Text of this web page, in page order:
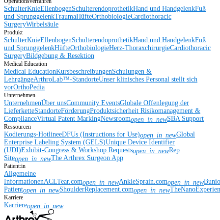
Operationsverfahren
SchulterKnieEllenbogenSchulterendoprothetikHand und HandgelenkFuß
und SprunggelenkTraumaHüfteOrthobiologieCardiothoracic
SurgeryWirbelsäule
Produkt
SchulterKnieEllenbogenSchulterendoprothetikHand und HandgelenkFuß
und SprunggelenkHüfteOrthobiologieHerz-ThoraxchirurgieCardiothoracic
SurgeryBildgebung & Resektion
Medical Education
Medical EducationKursbeschreibungenSchulungen &
LehrgängeArthroLab™-StandorteUnser klinisches Personal stellt sich
vorOrthoPedia
Unternehmen
UnternehmenÜber unsCommunity EventsGlobale Offenlegung der
LieferketteStandorteFörderungProduktsicherheit Risikomanagement &
ComplianceVirtual Patent MarkingNewsroomopen_in_newSBA Support
Ressourcen
Kodierungs-HotlineeDFUs (Instructions for Use)open_in_newGlobal
Enterprise Labeling System (GELS)Unique Device Identifier
(UDI)Exhibit-Congress & Workshop Requestsopen_in_newRep
Siteopen_in_newThe Arthrex Surgeon App
Patient:in
Allgemeine
InformationenACLTear.comopen_in_newAnkleSprain.comopen_in_new
Patientopen_in_newShoulderReplacement.comopen_in_new
Karriere
Karriereopen_in_new